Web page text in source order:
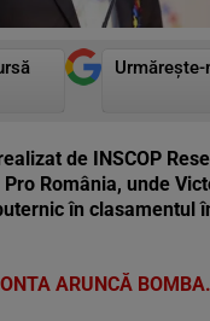
de INSCOP
România, unde
în clasamentul
ARUNCĂ